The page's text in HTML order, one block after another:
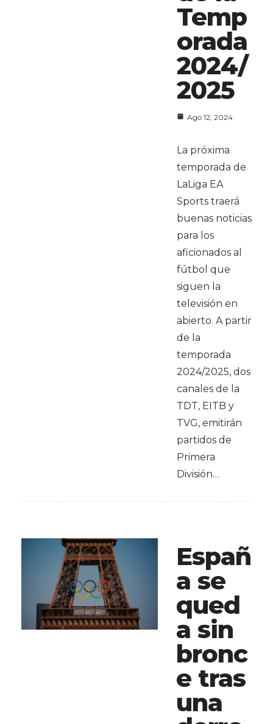
Temp
orada
2024/
2025
Ago 12, 2024
La próxima
temporada de
LaLiga EA
Sports traerá
buenas noticias
para los
aficionados al
fútbol que
siguen la
televisión en
abierto. A partir
de la
temporada
2024/2025, dos
canales de la
TDT, EITB y
TVG, emitirán
partidos de
Primera
División…
Españ
a se
qued
a sin
bronc
e tras
una